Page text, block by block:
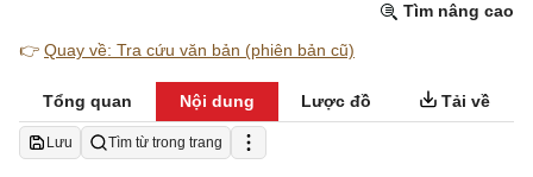
Tìm nâng cao
👉 Quay về: Tra cứu văn bản (phiên bản cũ)
Tổng quan Nội dung Lược đồ Tải về
Lưu Tìm từ trong trang